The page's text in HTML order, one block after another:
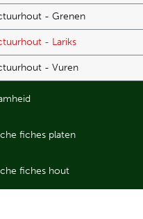
- Grenen
- Lariks
- Vuren
fiches platen
fiches hout